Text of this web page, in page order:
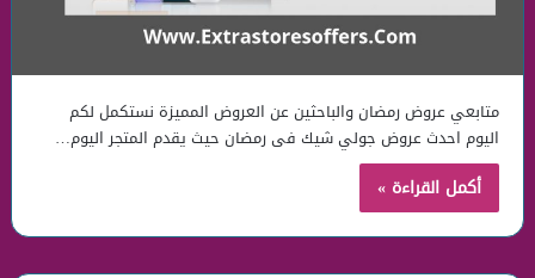
متابعي عروض رمضان والباحثين عن العروض المميزة نستكمل لكم
اليوم احدث عروض جولي شيك فى رمضان حيث يقدم المتجر اليوم…
أكمل القراءة »